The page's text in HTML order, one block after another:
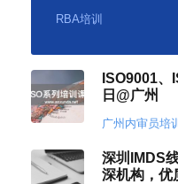
RBA培训
ISO9001
日@广州
广州内审员培
深圳IMDS
深机构，优